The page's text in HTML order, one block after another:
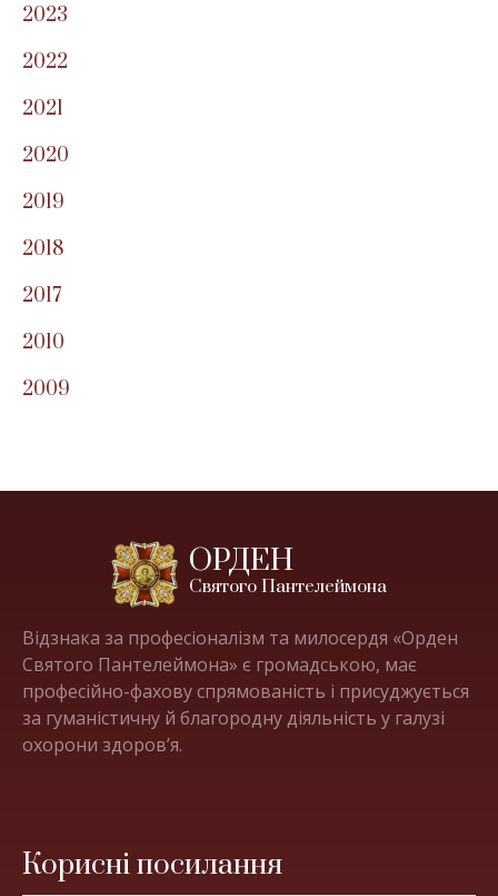
2023
2022
2021
2020
2019
2018
2017
2010
2009
ОРДЕН
Святого Пантелеймона
Відзнака за професіоналізм та милосердя «Орден
Святого Пантелеймона» є громадською, має
професійно-фахову спрямованість і присуджується
за гуманістичну й благородну діяльність у галузі
охорони здоров’я.
Корисні посилання